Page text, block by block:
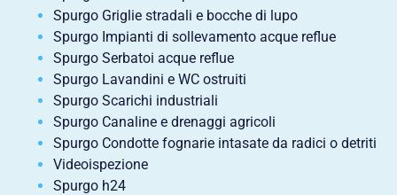
Spurgo Griglie stradali e bocche di lupo
Spurgo Impianti di sollevamento acque reflue
Spurgo Serbatoi acque reflue
Spurgo Lavandini e WC ostruiti
Spurgo Scarichi industriali
Spurgo Canaline e drenaggi agricoli
Spurgo Condotte fognarie intasate da radici o detriti
Videoispezione
Spurgo h24